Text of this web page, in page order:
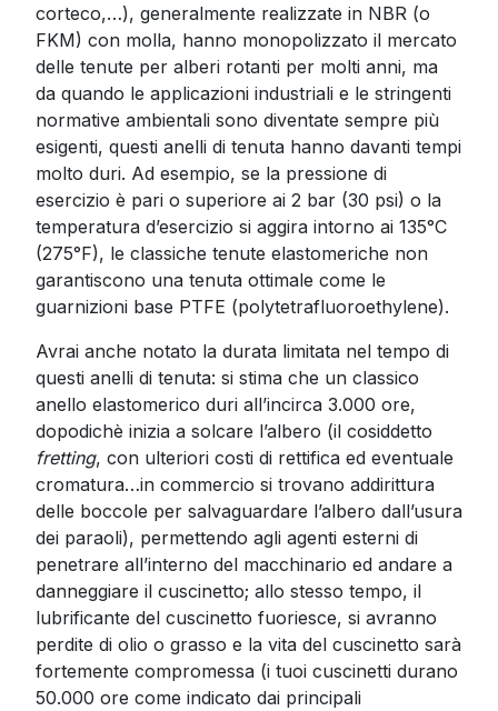
corteco,…), generalmente realizzate in NBR (o
FKM) con molla, hanno monopolizzato il mercato
delle tenute per alberi rotanti per molti anni, ma
da quando le applicazioni industriali e le stringenti
normative ambientali sono diventate sempre più
esigenti, questi anelli di tenuta hanno davanti tempi
molto duri. Ad esempio, se la pressione di
esercizio è pari o superiore ai 2 bar (30 psi) o la
temperatura d’esercizio si aggira intorno ai 135°C
(275°F), le classiche tenute elastomeriche non
garantiscono una tenuta ottimale come le
guarnizioni base PTFE (polytetrafluoroethylene).
Avrai anche notato la durata limitata nel tempo di
questi anelli di tenuta: si stima che un classico
anello elastomerico duri all’incirca 3.000 ore,
dopodichè inizia a solcare l’albero (il cosiddetto
fretting, con ulteriori costi di rettifica ed eventuale
cromatura…in commercio si trovano addirittura
delle boccole per salvaguardare l’albero dall’usura
dei paraoli), permettendo agli agenti esterni di
penetrare all’interno del macchinario ed andare a
danneggiare il cuscinetto; allo stesso tempo, il
lubrificante del cuscinetto fuoriesce, si avranno
perdite di olio o grasso e la vita del cuscinetto sarà
fortemente compromessa (i tuoi cuscinetti durano
50.000 ore come indicato dai principali